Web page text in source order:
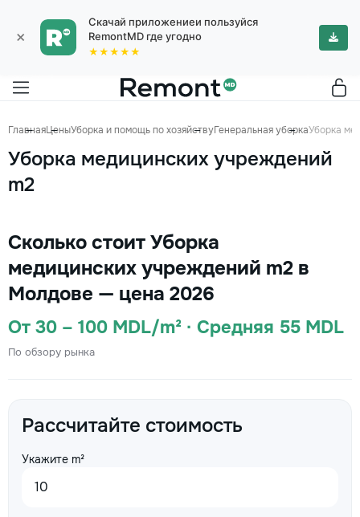
×
Скачай приложениеи пользуйся
RemontMD где угодно
★★★★★
ГлавнаяЦеныУборка и помощь по хозяйствуГенеральная уборкаУборка
Уборка медицинских учреждений
m2
Сколько стоит Уборка
медицинских учреждений m2 в
Молдове — цена 2026
От 30 – 100 MDL/m² · Средняя 55 MDL
По обзору рынка
Рассчитайте стоимость
Укажите m²